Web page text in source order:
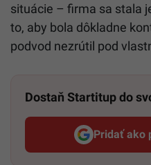
situácie – firma sa stala
to, aby bola dôkladne
podvod nezrútil pod
Dostaň Startitup do
Pridať ako